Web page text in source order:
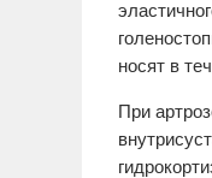
носят в
При